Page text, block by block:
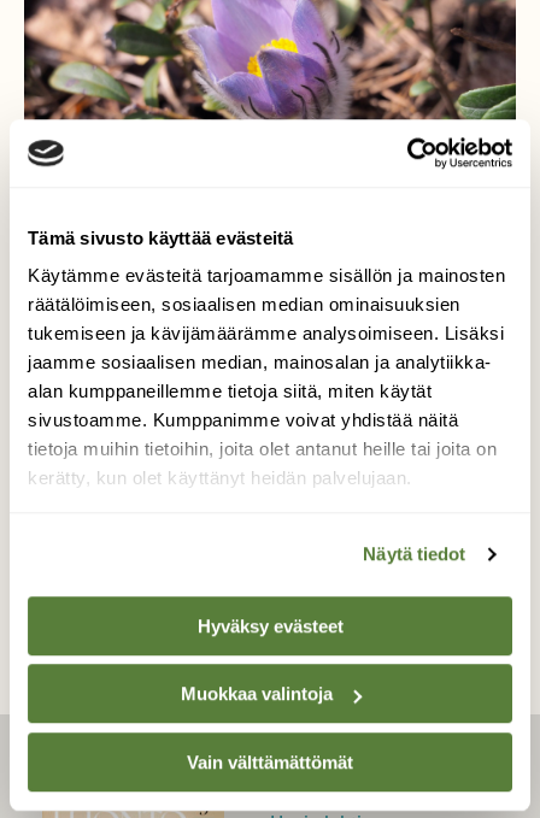
Tämä sivusto käyttää evästeitä
Käytämme evästeitä tarjoamamme sisällön ja mainosten
räätälöimiseen, sosiaalisen median ominaisuuksien
tukemiseen ja kävijämäärämme analysoimiseen. Lisäksi
jaamme sosiaalisen median, mainosalan ja analytiikka-
alan kumppaneillemme tietoja siitä, miten käytät
sivustoamme. Kumppanimme voivat yhdistää näitä
tietoja muihin tietoihin, joita olet antanut heille tai joita on
kerätty, kun olet käyttänyt heidän palvelujaan.
Näytä tiedot
Hyväksy evästeet
Muokkaa valintoja
Vain välttämättömät
Kohta aukeaa...
...hämeenkylmänkukan risteymä...kevään
kaunotar..
Valokuvaaja: Arja Valtonen, Tuulos 19.4.2019
TAKAISIN LISTAAN
LEHTI